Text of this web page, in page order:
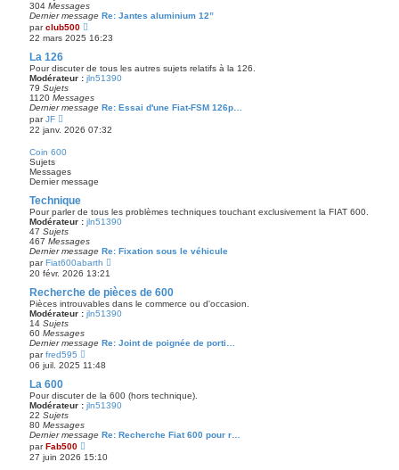
r
n
i
e
e
s
a
g
304 Messages
Dernier message Re: Jantes aluminium 12”
parclub500
o
e
d
r
n
e
s
e
22 mars 2025 16:23
La 126
Pour discuter de tous les autres sujets relatifs à la 126.
Modérateur : jln51390
79 Sujets
1120 Messages
Dernier message Re: Essai d'une Fiat-FSM 126p…
parJF
o
l
d
e
n
i
e
r
m
e
s
s
g
e
22 janv. 2026 07:32
Coin 600
Sujets
Messages
Dernier message
Technique
Pour parler de tous les problèmes techniques touchant exclusivement la FIAT 600.
Modérateur : jln51390
47 Sujets
467 Messages
Dernier message Re: Fixation sous le véhicule
parFiat600abarth
r
l
e
d
n
e
s
g
20 févr. 2026 13:21
Recherche de pièces de 600
Pièces introuvables dans le commerce ou d'occasion.
Modérateur : jln51390
14 Sujets
60 Messages
Dernier message Re: Joint de poignée de porti…
parfred595
o
i
e
d
n
e
06 juil. 2025 11:48
La 600
Pour discuter de la 600 (hors technique).
Modérateur : jln51390
22 Sujets
80 Messages
Dernier message Re: Recherche Fiat 600 pour r…
parFab500
o
i
27 juin 2026 15:10